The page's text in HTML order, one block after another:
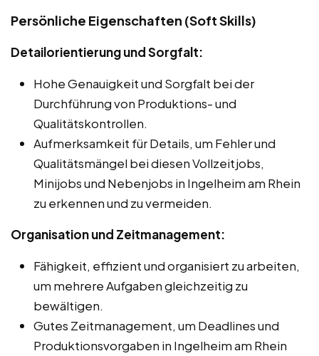
Persönliche Eigenschaften (Soft Skills)
Detailorientierung und Sorgfalt:
Hohe Genauigkeit und Sorgfalt bei der
Durchführung von Produktions- und
Qualitätskontrollen.
Aufmerksamkeit für Details, um Fehler und
Qualitätsmängel bei diesen Vollzeitjobs,
Minijobs und Nebenjobs in Ingelheim am Rhein
zu erkennen und zu vermeiden.
Organisation und Zeitmanagement:
Fähigkeit, effizient und organisiert zu arbeiten,
um mehrere Aufgaben gleichzeitig zu
bewältigen.
Gutes Zeitmanagement, um Deadlines und
Produktionsvorgaben in Ingelheim am Rhein